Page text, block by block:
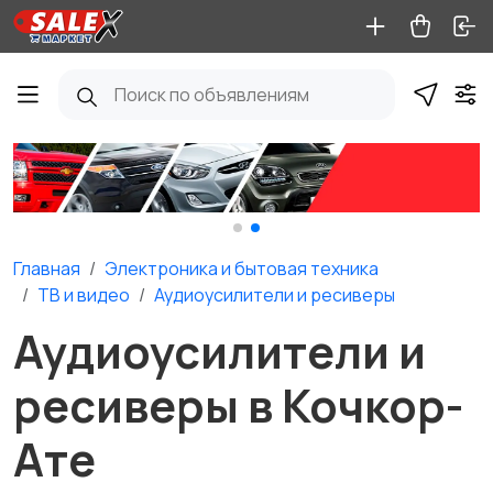
Главная
Электроника и бытовая техника
ТВ и видео
Аудиоусилители и ресиверы
Аудиоусилители и
ресиверы в Кочкор-
Ате